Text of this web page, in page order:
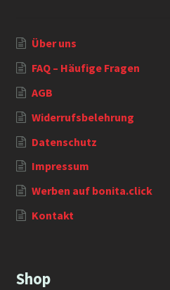
Über uns
FAQ – Häufige Fragen
AGB
Widerrufsbelehrung
Datenschutz
Impressum
Werben auf bonita.click
Kontakt
Shop